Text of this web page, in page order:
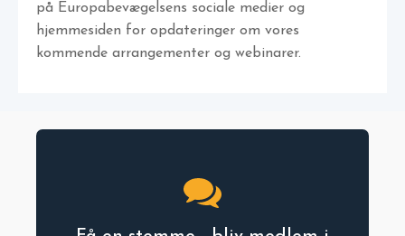
på Europabevægelsens sociale medier og
hjemmesiden for opdateringer om vores
kommende arrangementer og webinarer.